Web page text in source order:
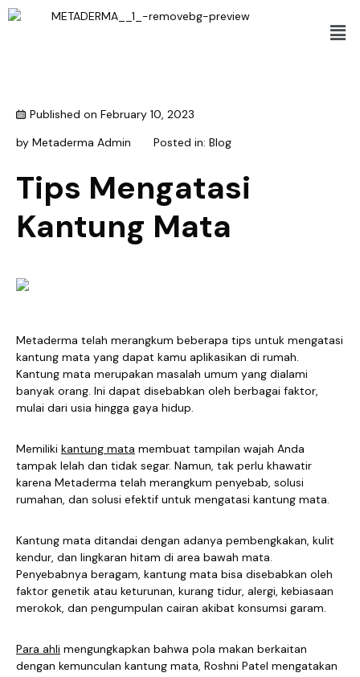
Published on February 10, 2023
by Metaderma Admin Posted in: Blog
Tips Mengatasi
Kantung Mata
Metaderma telah merangkum beberapa tips untuk mengatasi
kantung mata yang dapat kamu aplikasikan di rumah.
Kantung mata merupakan masalah umum yang dialami
banyak orang. Ini dapat disebabkan oleh berbagai faktor,
mulai dari usia hingga gaya hidup.
Memiliki kantung mata membuat tampilan wajah Anda
tampak lelah dan tidak segar. Namun, tak perlu khawatir
karena Metaderma telah merangkum penyebab, solusi
rumahan, dan solusi efektif untuk mengatasi kantung mata.
Kantung mata ditandai dengan adanya pembengkakan, kulit
kendur, dan lingkaran hitam di area bawah mata.
Penyebabnya beragam, kantung mata bisa disebabkan oleh
faktor genetik atau keturunan, kurang tidur, alergi, kebiasaan
merokok, dan pengumpulan cairan akibat konsumsi garam.
Para ahli mengungkapkan bahwa pola makan berkaitan
dengan kemunculan kantung mata, Roshni Patel mengatakan